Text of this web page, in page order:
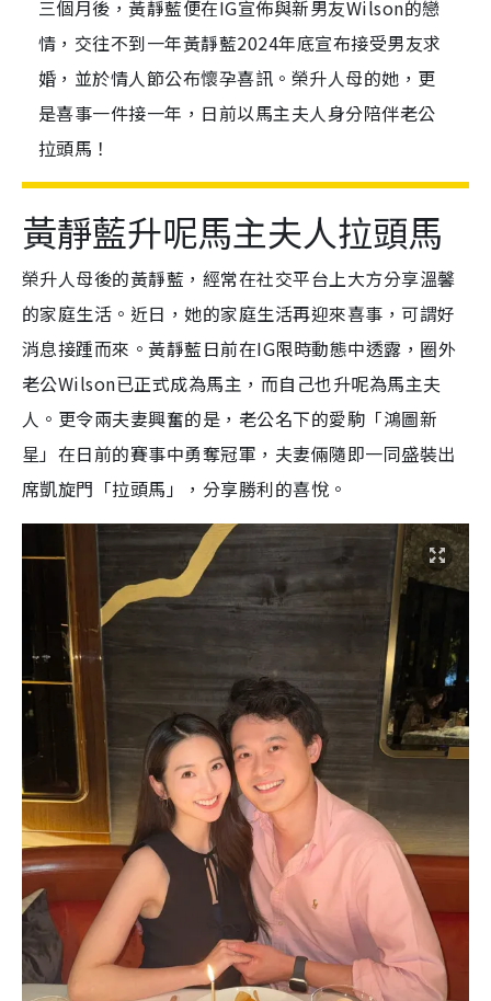
三個月後，黃靜藍便在IG宣佈與新男友Wilson的戀
情，交往不到一年黃靜藍2024年底宣布接受男友求
婚，並於情人節公布懷孕喜訊。榮升人母的她，更
是喜事一件接一年，日前以馬主夫人身分陪伴老公
拉頭馬！
黃靜藍升呢馬主夫人拉頭馬
榮升人母後的黃靜藍，經常在社交平台上大方分享溫馨
的家庭生活。近日，她的家庭生活再迎來喜事，可謂好
消息接踵而來。黃靜藍日前在IG限時動態中透露，圈外
老公Wilson已正式成為馬主，而自己也升呢為馬主夫
人。更令兩夫妻興奮的是，老公名下的愛駒「鴻圖新
星」在日前的賽事中勇奪冠軍，夫妻倆隨即一同盛裝出
席凱旋門「拉頭馬」，分享勝利的喜悅。